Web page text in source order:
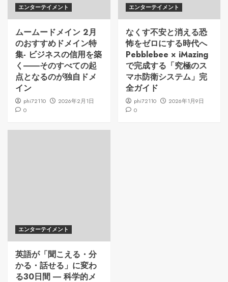
エンターテイメント
ムームードメイン 2月
のおすすめドメイン特
集- ビジネスの信用を築
く――そのすべての起
点となるのが独自ドメ
イン
phi72110
2026年2月1日
0
エンターテイメント
なくす不安と消える恐
怖をゼロにする時代へ
Pebblebee × iMazing
で完成する「究極のス
マホ防衛システム」完
全ガイド
phi72110
2026年1月9日
0
エンターテイメント
英語が「聞こえる・分
かる・話せる」に変わ
る30日間 ― 科学的メ